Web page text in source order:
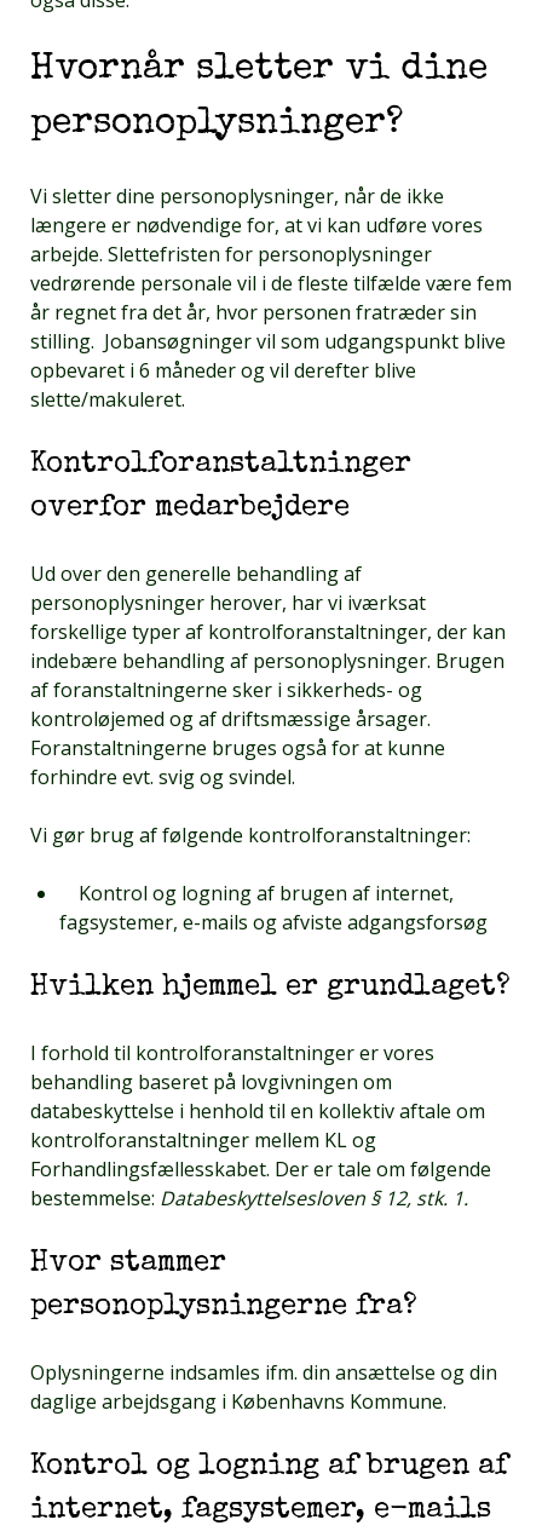
Hvornår sletter vi dine
personoplysninger?
Vi sletter dine personoplysninger, når de ikke
længere er nødvendige for, at vi kan udføre vores
arbejde. Slettefristen for personoplysninger
vedrørende personale vil i de fleste tilfælde være fem
år regnet fra det år, hvor personen fratræder sin
stilling. Jobansøgninger vil som udgangspunkt blive
opbevaret i 6 måneder og vil derefter blive
slette/makuleret.
Kontrolforanstaltninger
overfor medarbejdere
Ud over den generelle behandling af
personoplysninger herover, har vi iværksat
forskellige typer af kontrolforanstaltninger, der kan
indebære behandling af personoplysninger. Brugen
af foranstaltningerne sker i sikkerheds- og
kontroløjemed og af driftsmæssige årsager.
Foranstaltningerne bruges også for at kunne
forhindre evt. svig og svindel.
Vi gør brug af følgende kontrolforanstaltninger:
Kontrol og logning af brugen af internet,
fagsystemer, e-mails og afviste adgangsforsøg
Hvilken hjemmel er grundlaget?
I forhold til kontrolforanstaltninger er vores
behandling baseret på lovgivningen om
databeskyttelse i henhold til en kollektiv aftale om
kontrolforanstaltninger mellem KL og
Forhandlingsfællesskabet. Der er tale om følgende
bestemmelse: Databeskyttelsesloven § 12, stk. 1.
Hvor stammer
personoplysningerne fra?
Oplysningerne indsamles ifm. din ansættelse og din
daglige arbejdsgang i Københavns Kommune.
Kontrol og logning af brugen af
internet, fagsystemer, e-mails